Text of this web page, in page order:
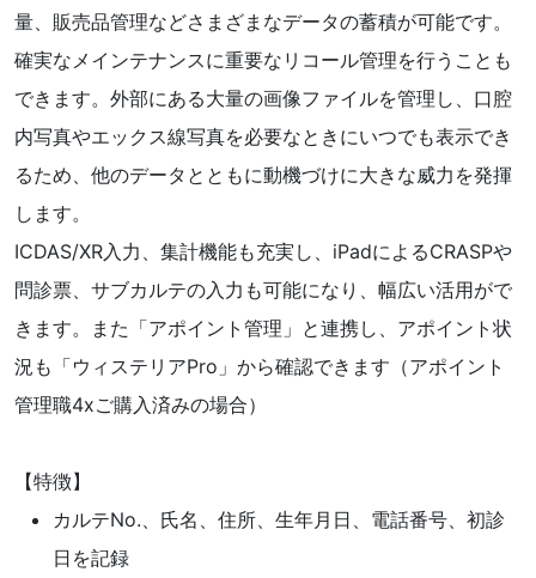
量、販売品管理などさまざまなデータの蓄積が可能です。
確実なメインテナンスに重要なリコール管理を行うことも
できます。外部にある大量の画像ファイルを管理し、口腔
内写真やエックス線写真を必要なときにいつでも表示でき
るため、他のデータとともに動機づけに大きな威力を発揮
します。
ICDAS/XR入力、集計機能も充実し、iPadによるCRASPや
問診票、サブカルテの入力も可能になり、幅広い活用がで
きます。また「アポイント管理」と連携し、アポイント状
況も「ウィステリアPro」から確認できます（アポイント
管理職4xご購入済みの場合）
【特徴】
カルテNo.、氏名、住所、生年月日、電話番号、初診
日を記録